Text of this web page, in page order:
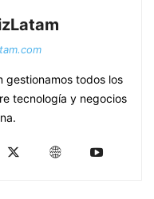
gestionamos todos los
tecnología y negocios